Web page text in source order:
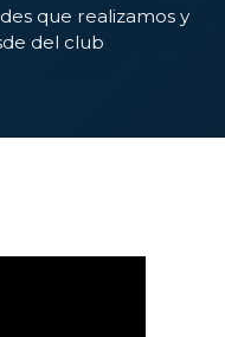
que realizamos y
del club